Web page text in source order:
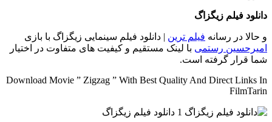
دانلود فیلم زیگزاگ
و حالا در رسانه فیلم ترین | دانلود فیلم سینمایی زیگزاگ با بازی
امیرحسین رستمی با لینک مستقیم و کیفیت های متفاوت در اختیار
شما قرار گرفته است.
Download Movie ” Zigzag ” With Best Quality And Direct Links In
FilmTarin